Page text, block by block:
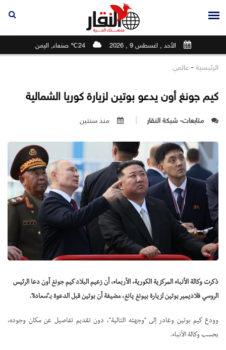
الأحد , اغسطس 9 , 2026 24℃ صنعاء, اليمن
الرئيسية - عالمي
كيم جونغ أون يدعو بوتين لزيارة كوريا الشمالية
متابعات- شبكة النقار منذ سنتين
ذكرت وكالة الأنباء المركزية الكورية، الأربعاء، أن زعيم البلاد كيم جونغ أون دعا الرئيس
الروسي فلاديمير بوتين لزيارة بيونغ يانغ، مضيفة أن بوتين قبل الدعوة بـ"سعادة".
وودع كيم بوتين وغادر إلى "وجهته التالية"، دون تقديم تفاصيل عن مكان وجوده،
بحسب وكالة الأنباء.